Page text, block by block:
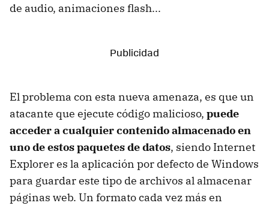
de audio, animaciones flash...
El problema con esta nueva amenaza, es que un
atacante que ejecute código malicioso, puede
acceder a cualquier contenido almacenado en
uno de estos paquetes de datos, siendo Internet
Explorer es la aplicación por defecto de Windows
para guardar este tipo de archivos al almacenar
páginas web. Un formato cada vez más en